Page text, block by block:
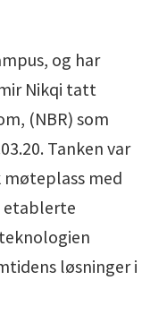
og har
Nikqi tatt
(NBR) som
Tanken var
med
etablerte
løsninger i